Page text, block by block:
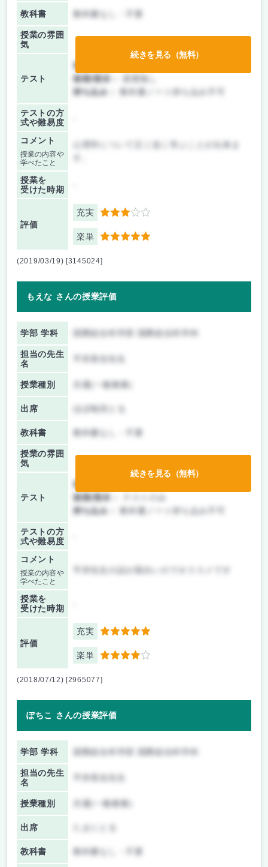
教科書 教科書なし・不要
授業の雰囲
気
テスト
前期/中間：
後期/期末：
授業無し
持ち込み：
教科書ノート持ち込み不可
テストの方
式や難易度
コメント
授業の内容や
学べたこと
授業を
受けた時期
評価
充実 3
楽単 5
続きを見る（無料）
(2019/03/19) [3145024]
もえな さんの授業評価
学部 学科 国際総合科学部 国際総合科学科
担当の先生
名
授業種別 共通(一般教養)
出席 ほぼ毎回とる
教科書 教科書なし・不要
授業の雰囲
気
テスト
前期/中間：
後期/期末：
持ち込み：
教科書ノート持ち込み不可
テストの方
式や難易度
コメント
授業の内容や
学べたこと
授業を
受けた時期
評価
充実 5
楽単 4
続きを見る（無料）
(2018/07/12) [2965077]
ぽちこ さんの授業評価
学部 学科 国際総合科学部 国際総合科学科
担当の先生
名
授業種別 共通(一般教養)
出席
教科書 教科書なし・不要